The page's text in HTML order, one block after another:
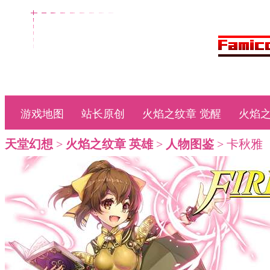
游戏地图 站长原创 火焰之纹章 觉醒 火焰
天堂幻想 > 火焰之纹章 英雄> 人物图鉴 > 卡秋雅